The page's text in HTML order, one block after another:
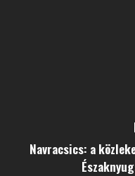
Navracsics: a